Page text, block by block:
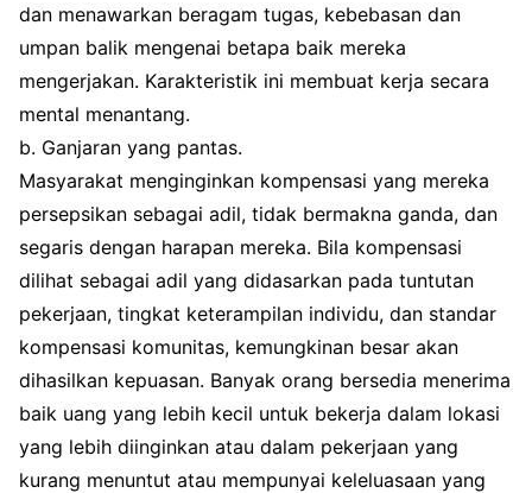
dan menawarkan beragam tugas, kebebasan dan
umpan balik mengenai betapa baik mereka
mengerjakan. Karakteristik ini membuat kerja secara
mental menantang.
b. Ganjaran yang pantas.
Masyarakat menginginkan kompensasi yang mereka
persepsikan sebagai adil, tidak bermakna ganda, dan
segaris dengan harapan mereka. Bila kompensasi
dilihat sebagai adil yang didasarkan pada tuntutan
pekerjaan, tingkat keterampilan individu, dan standar
kompensasi komunitas, kemungkinan besar akan
dihasilkan kepuasan. Banyak orang bersedia menerima
baik uang yang lebih kecil untuk bekerja dalam lokasi
yang lebih diinginkan atau dalam pekerjaan yang
kurang menuntut atau mempunyai keleluasaan yang